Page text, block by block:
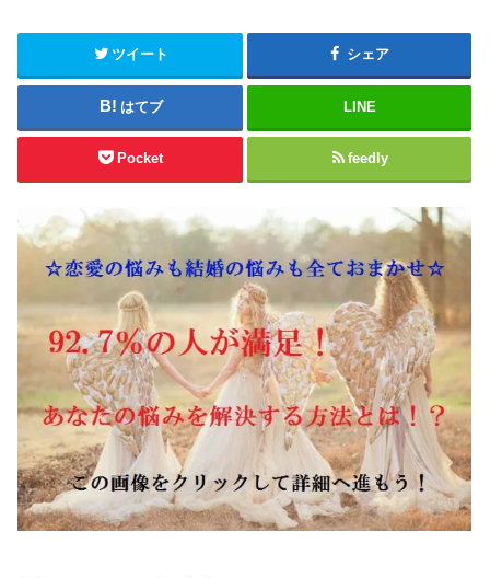
ツイート シェア
はてブ LINE
Pocket feedly